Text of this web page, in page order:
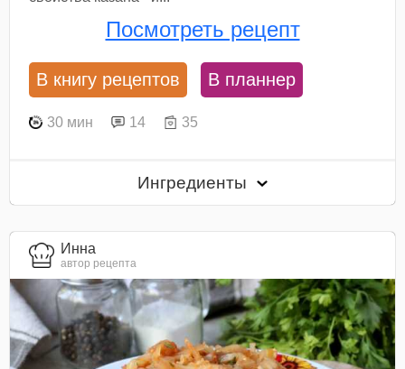
Посмотреть рецепт
В книгу рецептов В планнер
30 мин 14 35
Ингредиенты
Инна
автор рецепта